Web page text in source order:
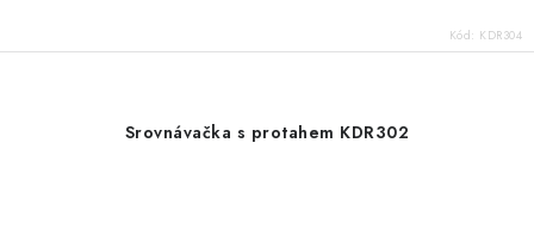
Kód: KDR304
Srovnávačka s protahem KDR302